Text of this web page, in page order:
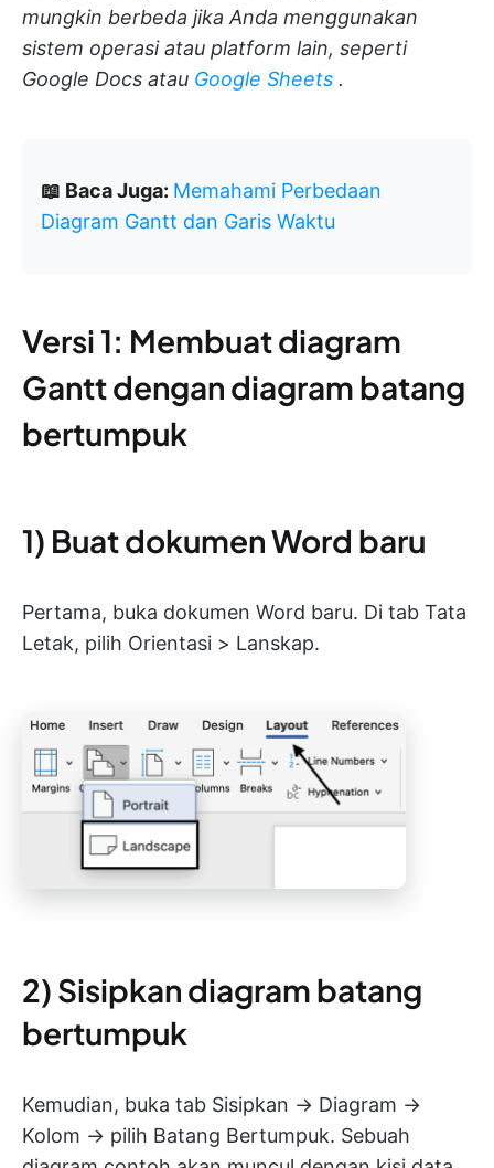
mungkin berbeda jika Anda menggunakan
sistem operasi atau platform lain, seperti
Google Docs atau Google Sheets .
📖 Baca Juga: Memahami Perbedaan
Diagram Gantt dan Garis Waktu
Versi 1: Membuat diagram
Gantt dengan diagram batang
bertumpuk
1) Buat dokumen Word baru
Pertama, buka dokumen Word baru. Di tab Tata
Letak, pilih Orientasi > Lanskap.
2) Sisipkan diagram batang
bertumpuk
Kemudian, buka tab Sisipkan → Diagram →
Kolom → pilih Batang Bertumpuk. Sebuah